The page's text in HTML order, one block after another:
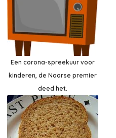
Een corona-spreekuur voor
kinderen, de Noorse premier
deed het.